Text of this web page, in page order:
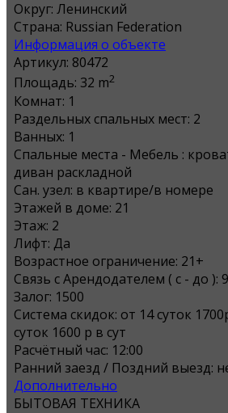
Округ: Ленинский
Страна: Russian Federation
Информация о объекте
Артикул: 80472
Площадь: 32 m2
Комнат: 1
Раздельных спальных мест: 2
Ванных: 1
Спальные места - Мебель :
диван раскладной
Сан. узел: в квартире/в номере
Этажей в доме: 21
Этаж: 2
Лифт: Да
Возрастное ограничение: 21+
Связь с Арендодателем ( с - до ):
Залог: 1500
Система скидок: от 14 суток
суток 1600 р в сут
Расчётный час: 12:00
Ранний заезд / Поздний выезд:
Дополнительно
БЫТОВАЯ ТЕХНИКА